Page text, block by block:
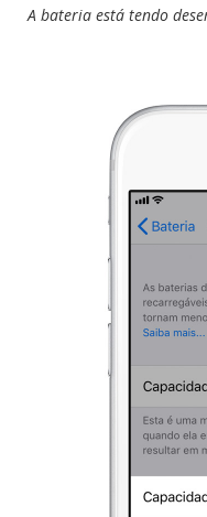
A bateria está tendo